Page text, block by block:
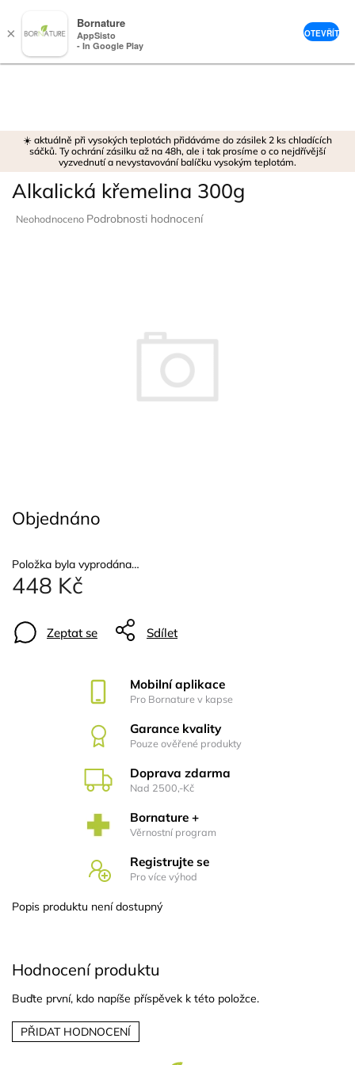
☀️ aktuálně při vysokých teplotách přidáváme do zásilek 2 ks chladících
sáčků. Ty ochrání zásilku až na 48h, ale i tak prosíme o co nejdřívější
vyzvednutí a nevystavování balíčku vysokým teplotám.
Alkalická křemelina 300g
Průměrné
Neohodnoceno Podrobnosti hodnocení
448 Kč
Objednáno
Položka byla vyprodána…
Zeptat se Sdílet
Mobilní aplikace
Pro Bornature v kapse
Garance kvality
Pouze ověřené produkty
Doprava zdarma
Nad 2500,-Kč
Bornature +
Věrnostní program
Registrujte se
Pro více výhod
Popis produktu není dostupný
Hodnocení produktu
Buďte první, kdo napíše příspěvek k této položce.
PŘIDAT HODNOCENÍ
×
Bornature
AppSisto
- In Google Play
OTEVŘÍT